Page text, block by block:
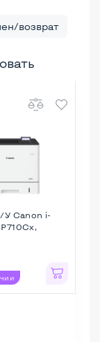
возврат
У Canon i-